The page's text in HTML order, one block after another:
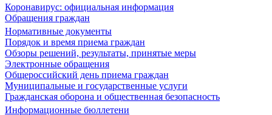
Коронавирус: официальная информация
Обращения граждан
Нормативные документы
Порядок и время приема граждан
Обзоры решений, результаты, принятые меры
Электронные обращения
Общероссийский день приема граждан
Муниципальные и государственные услуги
Гражданская оборона и общественная безопасность
Информационные бюллетени